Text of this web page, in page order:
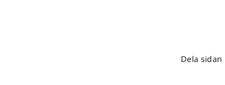
Dela sidan